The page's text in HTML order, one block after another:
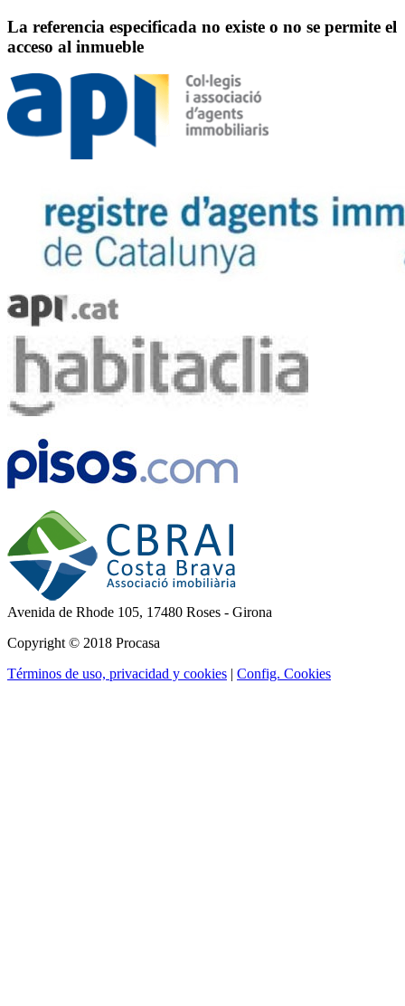
La referencia especificada no existe o no se permite el
acceso al inmueble
Avenida de Rhode 105, 17480 Roses - Girona
Copyright © 2018 Procasa
Términos de uso, privacidad y cookies | Config. Cookies